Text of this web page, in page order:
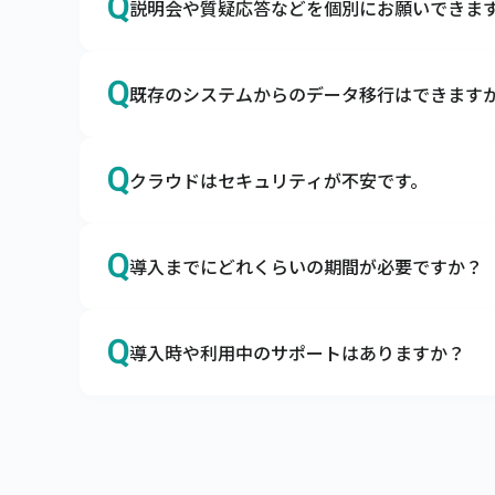
説明会や質疑応答などを個別にお願いできま
A
Zoomなどを利用して画面共有をしながら、
Q既存のシステムからのデータ移行はできます
A
商品マスタや得意先マスタなどを移行用デー
Qクラウドはセキュリティが不安です。
A
クラウドサービスに対するセキュリティの不
Q導入までにどれくらいの期間が必要ですか？
A
最短3営業日でキャムマックスを導入いただけ
Q導入時や利用中のサポートはありますか？